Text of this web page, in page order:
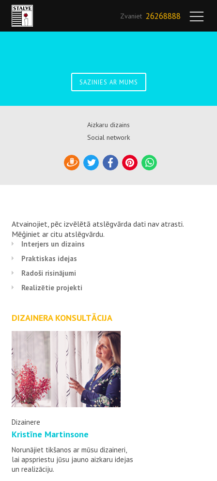
Zvaniet 26268888
SAZINIES AR MUMS
Aizkaru dizains
Social network
DraugiemTwitterFacebookPinterestWhatsApp
Interjers un dizains
Praktiskas idejas
Radoši risinājumi
Realizētie projekti
DIZAINERA KONSULTĀCIJA
Dizainere
Kristīne Martinsone
Norunājiet tikšanos ar mūsu dizaineri,
lai apspriestu jūsu jauno aizkaru idejas
un realizāciju.
Atvainojiet, pēc izvēlētā atslēgvārda dati nav atrasti.
Mēģiniet ar citu atslēgvārdu.